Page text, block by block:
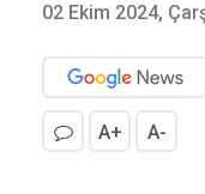
02 Ekim 2024,
A+ A-